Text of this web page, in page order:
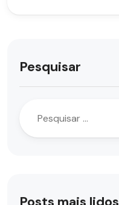
Pesquisar